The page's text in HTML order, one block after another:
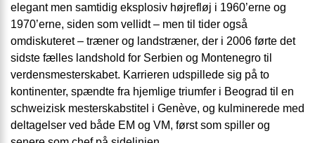
elegant men samtidig eksplosiv højrefløj i 1960’erne og
1970’erne, siden som vellidt – men til tider også
omdiskuteret – træner og landstræner, der i 2006 førte det
sidste fælles landshold for Serbien og Montenegro til
verdensmesterskabet. Karrieren udspillede sig på to
kontinenter, spændte fra hjemlige triumfer i Beograd til en
schweizisk mesterskabstitel i Genève, og kulminerede med
deltagelser ved både EM og VM, først som spiller og